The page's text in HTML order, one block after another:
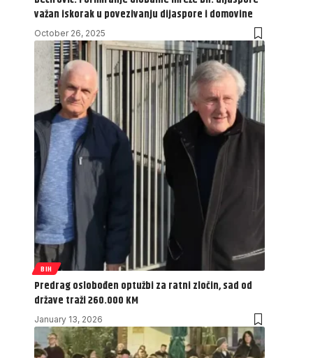
važan iskorak u povezivanju dijaspore i domovine
October 26, 2025
BIH
Predrag oslobođen optužbi za ratni zločin, sad od
države traži 260.000 KM
January 13, 2026